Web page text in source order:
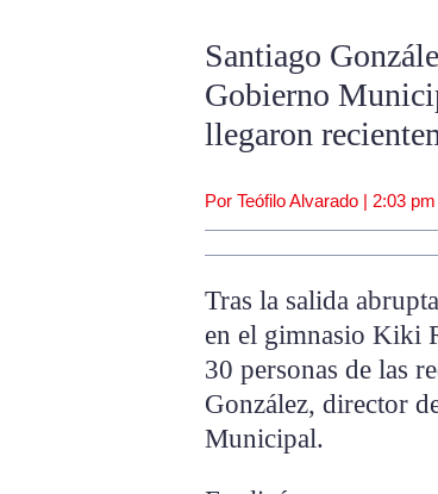
Santiago
Gobierno
llegaron
Por Teófilo Alvarado | 2:03 pm
Tras la salida
en el gimnasio Kiki
30 personas de las
González, director
Municipal.